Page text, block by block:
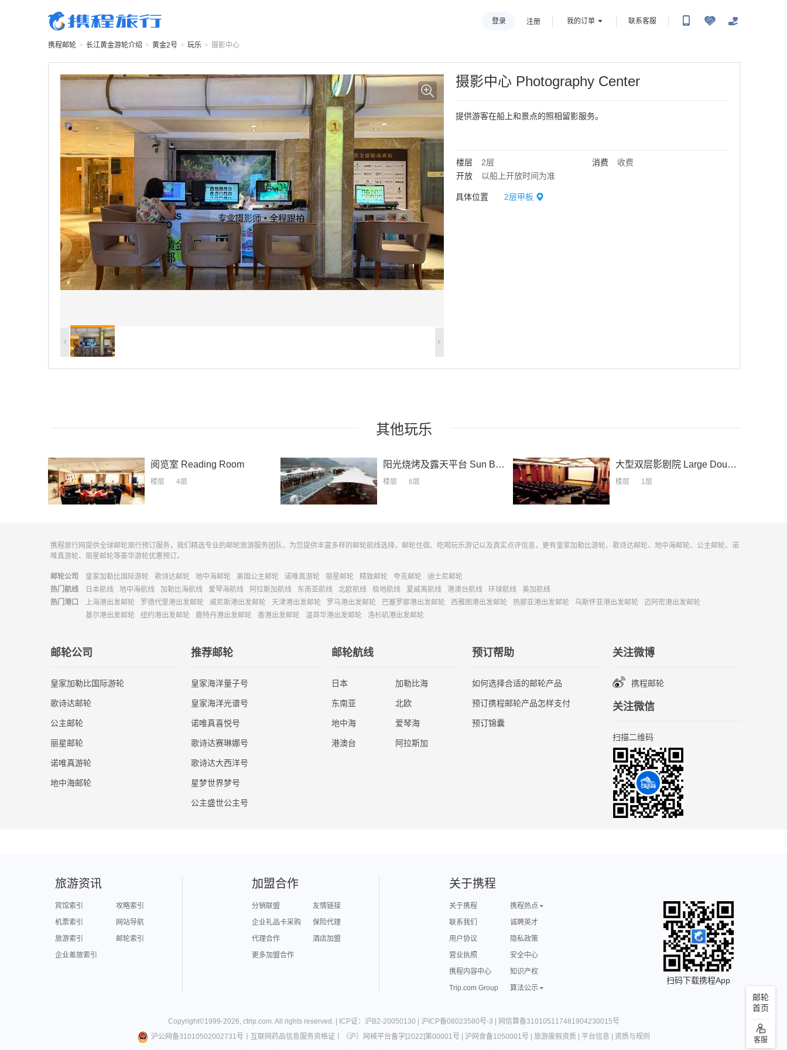
登录 注册 我的订单 联系客服
携程邮轮 > 长江黄金游轮介绍 > 黄金2号 > 玩乐 > 摄影中心
摄影中心 Photography Center
提供游客在船上和景点的照相留影服务。
楼层 2层 消费
收费
开放
以船上开放时间为准
具体位置 2层甲板
其他玩乐
阅览室 Reading Room
楼层 4层
阳光烧烤及露天平台 Sun Barbecue and Open Platform
楼层 6层
大型双层影剧院 Large Double-layer Theater
楼层 1层
携程旅行网提供全球邮轮旅行预订服务，我们精选专业的邮轮旅游服务团队，为您提供丰富多样的邮轮航线选择，邮轮住宿、吃喝玩乐游记以及真实点评信息，更有皇家加勒比游轮、歌诗达邮轮、地中海邮轮、公主邮轮、诺
唯真游轮、丽星邮轮等豪华游轮优惠预订。
邮轮公司 皇家加勒比国际游轮 歌诗达邮轮 地中海邮轮 美国公主邮轮 诺唯真游轮 丽星邮轮 精致邮轮 夸克邮轮
迪士尼邮轮
热门航线
日本航线 地中海航线 加勒比海航线 爱琴海航线 阿拉斯加航线 东南亚航线 北欧航线 极地航线 夏威夷航线 港澳台航线 环球航线
美加航线
热门港口
上海港出发邮轮 罗德代堡港出发邮轮 威尼斯港出发邮轮 天津港出发邮轮 罗马港出发邮轮 巴塞罗那港出发邮轮 西雅图港出发邮轮 热那亚港出发邮轮 乌斯怀亚港出发邮轮
迈阿密港出发邮轮
基尔港出发邮轮
纽约港出发邮轮 鹿特丹港出发邮轮 香港出发邮轮 温哥华港出发邮轮 洛杉矶港出发邮轮
邮轮公司
皇家加勒比国际游轮
歌诗达邮轮
公主邮轮
丽星邮轮
诺唯真游轮
地中海邮轮
推荐邮轮
皇家海洋量子号
皇家海洋光谱号
诺唯真喜悦号
歌诗达赛琳娜号
歌诗达大西洋号
星梦世界梦号
公主盛世公主号
邮轮航线
日本 加勒比海
东南亚 北欧
地中海 爱琴海
港澳台 阿拉斯加
预订帮助
如何选择合适的邮轮产品
预订携程邮轮产品怎样支付
预订锦囊
关注微博
携程邮轮
关注微信
扫描二维码
邮轮
首页
客服
旅游资讯
宾馆索引
攻略索引
机票索引
网站导航
旅游索引
邮轮索引
企业差旅索引
加盟合作
分销联盟
友情链接
企业礼品卡采购
保险代理
代理合作
酒店加盟
更多加盟合作
关于携程
关于携程
携程热点
联系我们
诚聘英才
用户协议
隐私政策
营业执照
安全中心
携程内容中心
知识产权
Trip.com Group
算法公示
扫码下载携程App
Copyright©1999-2026, ctrip.com. All rights reserved. | ICP证：沪B2-20050130 沪ICP备08023580号-3
网信算备310105117481904230015号
沪公网备31010502002731号
互联网药品信息服务资格证 （沪）网械平台备字[2022]第00001号 沪网食备1050001号 旅游度假资质| 平台信息 资质与规则